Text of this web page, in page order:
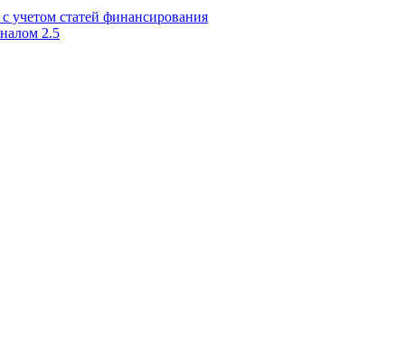
статей финансирования
2.5